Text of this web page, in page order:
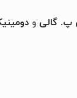
پ. گالی و